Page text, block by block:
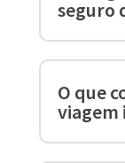
seguro
O que
viagem